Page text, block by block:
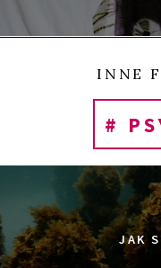
INNE
#
JAK